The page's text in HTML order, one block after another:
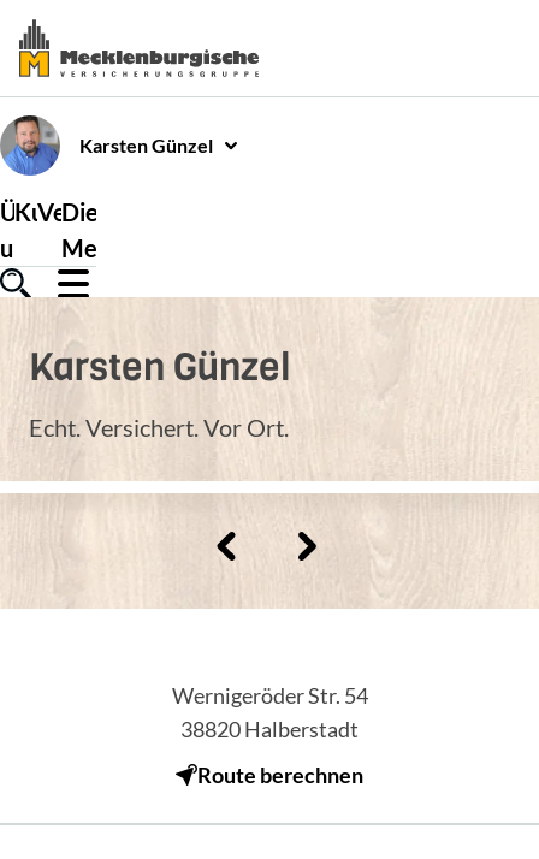
KarstenGünzel
Über
uns
Kundenservice
Versicherungen
Die
Mecklenburgische
Karsten Günzel
Echt. Versichert. Vor Ort.
Wernigeröder Str. 54
38820Halberstadt
Route berechnen